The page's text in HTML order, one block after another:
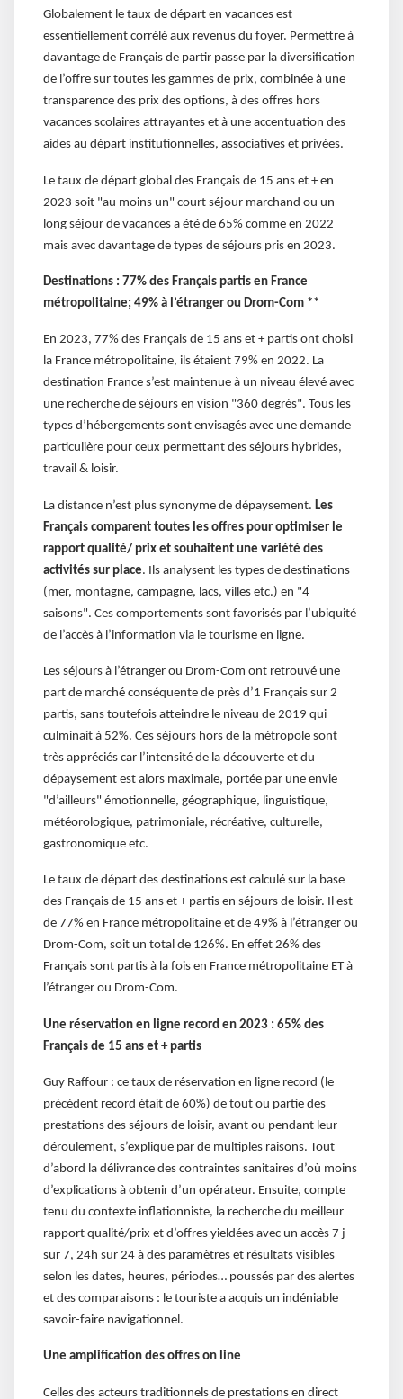
Globalement le taux de départ en vacances est
essentiellement corrélé aux revenus du foyer. Permettre à
davantage de Français de partir passe par la diversification
de l’offre sur toutes les gammes de prix, combinée à une
transparence des prix des options, à des offres hors
vacances scolaires attrayantes et à une accentuation des
aides au départ institutionnelles, associatives et privées.
Le taux de départ global des Français de 15 ans et + en
2023 soit "au moins un" court séjour marchand ou un
long séjour de vacances a été de 65% comme en 2022
mais avec davantage de types de séjours pris en 2023.
Destinations : 77% des Français partis en France
métropolitaine; 49% à l’étranger ou Drom-Com **
En 2023, 77% des Français de 15 ans et + partis ont choisi
la France métropolitaine, ils étaient 79% en 2022. La
destination France s’est maintenue à un niveau élevé avec
une recherche de séjours en vision "360 degrés". Tous les
types d’hébergements sont envisagés avec une demande
particulière pour ceux permettant des séjours hybrides,
travail & loisir.
La distance n’est plus synonyme de dépaysement. Les
Français comparent toutes les offres pour optimiser le
rapport qualité/ prix et souhaitent une variété des
activités sur place. Ils analysent les types de destinations
(mer, montagne, campagne, lacs, villes etc.) en "4
saisons". Ces comportements sont favorisés par l’ubiquité
de l’accès à l’information via le tourisme en ligne.
Les séjours à l’étranger ou Drom-Com ont retrouvé une
part de marché conséquente de près d’1 Français sur 2
partis, sans toutefois atteindre le niveau de 2019 qui
culminait à 52%. Ces séjours hors de la métropole sont
très appréciés car l’intensité de la découverte et du
dépaysement est alors maximale, portée par une envie
"d’ailleurs" émotionnelle, géographique, linguistique,
météorologique, patrimoniale, récréative, culturelle,
gastronomique etc.
Le taux de départ des destinations est calculé sur la base
des Français de 15 ans et + partis en séjours de loisir. Il est
de 77% en France métropolitaine et de 49% à l’étranger ou
Drom-Com, soit un total de 126%. En effet 26% des
Français sont partis à la fois en France métropolitaine ET à
l’étranger ou Drom-Com.
Une réservation en ligne record en 2023 : 65% des
Français de 15 ans et + partis
Guy Raffour : ce taux de réservation en ligne record (le
précédent record était de 60%) de tout ou partie des
prestations des séjours de loisir, avant ou pendant leur
déroulement, s’explique par de multiples raisons. Tout
d’abord la délivrance des contraintes sanitaires d’où moins
d’explications à obtenir d’un opérateur. Ensuite, compte
tenu du contexte inflationniste, la recherche du meilleur
rapport qualité/prix et d’offres yieldées avec un accès 7 j
sur 7, 24h sur 24 à des paramètres et résultats visibles
selon les dates, heures, périodes… poussés par des alertes
et des comparaisons : le touriste a acquis un indéniable
savoir-faire navigationnel.
Une amplification des offres on line
Celles des acteurs traditionnels de prestations en direct